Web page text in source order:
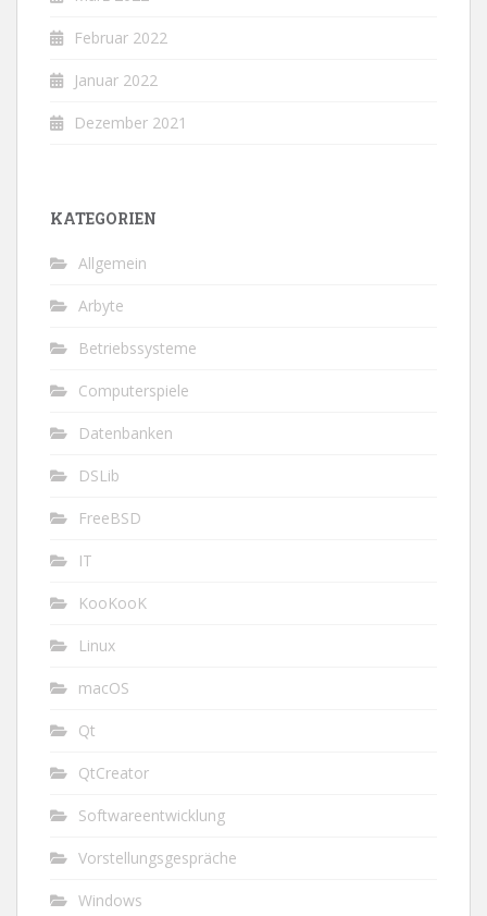
Februar 2022
Januar 2022
Dezember 2021
KATEGORIEN
Allgemein
Arbyte
Betriebssysteme
Computerspiele
Datenbanken
DSLib
FreeBSD
IT
KooKooK
Linux
macOS
Qt
QtCreator
Softwareentwicklung
Vorstellungsgespräche
Windows